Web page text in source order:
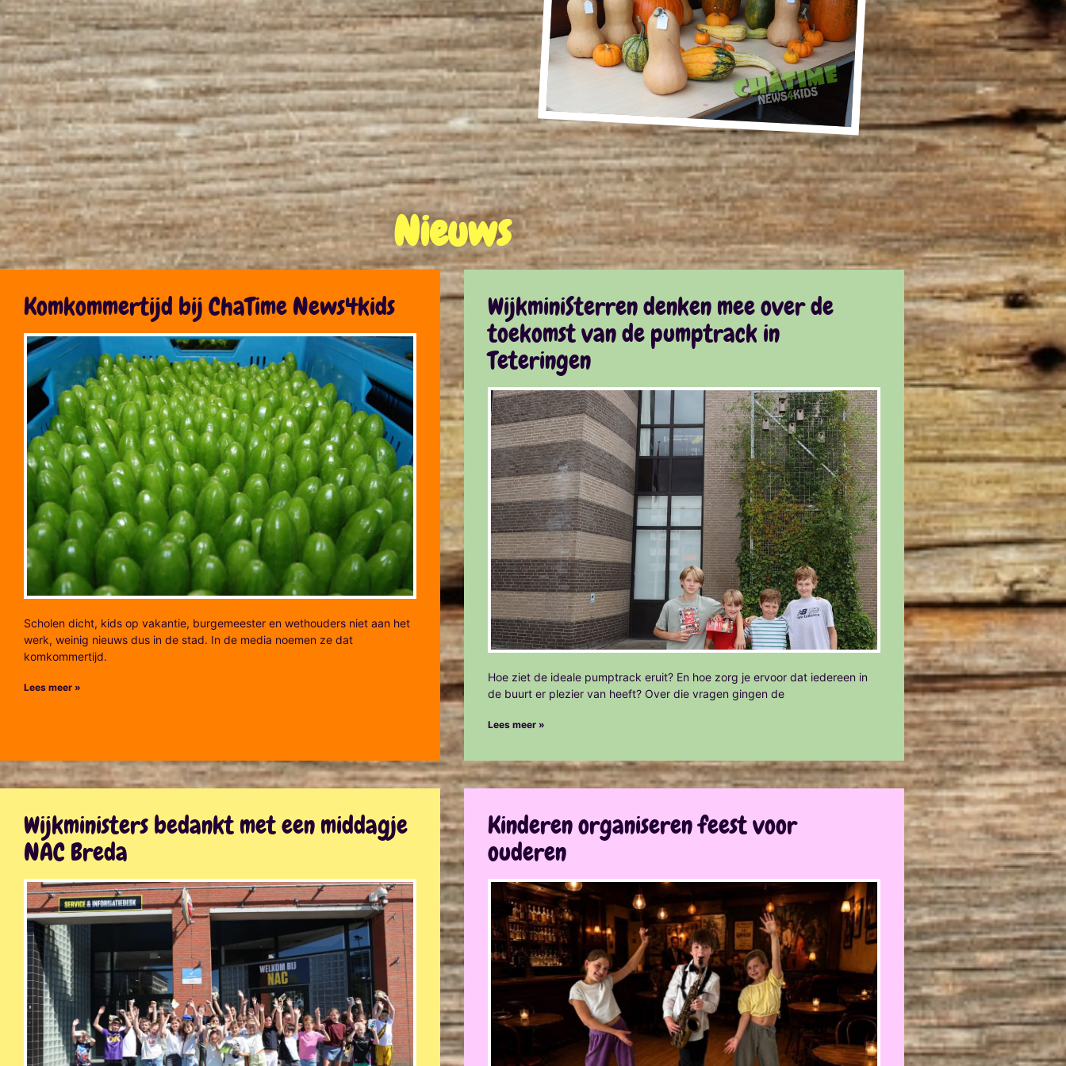
Nieuws
Komkommertijd bij ChaTime News4kids
Scholen dicht, kids op vakantie, burgemeester en wethouders niet aan het
werk, weinig nieuws dus in de stad. In de media noemen ze dat
komkommertijd.
Lees meer »
WijkminiSterren denken mee over de
toekomst van de pumptrack in
Teteringen
Hoe ziet de ideale pumptrack eruit? En hoe zorg je ervoor dat iedereen in
de buurt er plezier van heeft? Over die vragen gingen de
Lees meer »
Wijkministers bedankt met een middagje
NAC Breda
Kinderen organiseren feest voor
ouderen